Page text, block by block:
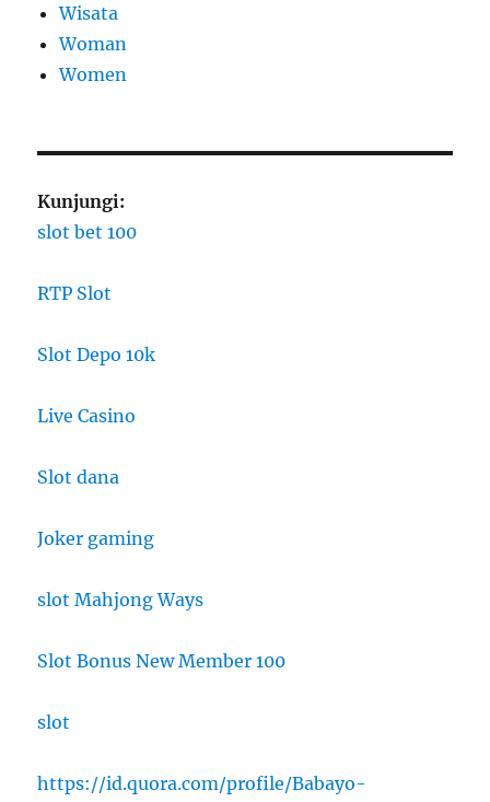
Wisata
Woman
Women
Kunjungi:
slot bet 100
RTP Slot
Slot Depo 10k
Live Casino
Slot dana
Joker gaming
slot Mahjong Ways
Slot Bonus New Member 100
slot
https://id.quora.com/profile/Babayo-